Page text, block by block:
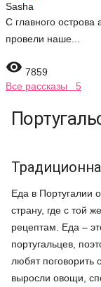
Sasha
С главного
провели наше...
 7859
Все рассказы 5
Еда в Португалии
страну, где с той
рецептам. Еда –
португальцев,
любят поговорить
выросли овощи,